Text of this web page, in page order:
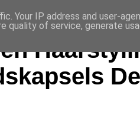
Your IP address and user-
quality of service, generate